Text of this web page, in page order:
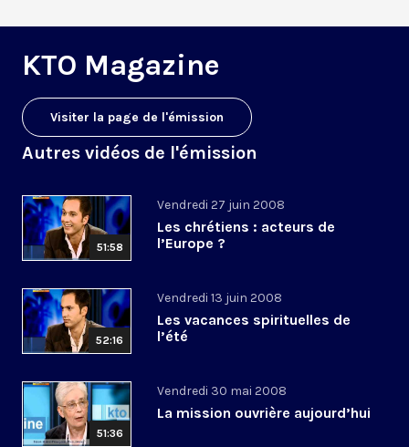
KTO Magazine
Visiter la page de l'émission
Autres vidéos de l'émission
51:58
Vendredi 27 juin 2008
Les chrétiens : acteurs de
l’Europe ?
52:16
Vendredi 13 juin 2008
Les vacances spirituelles de
l’été
51:36
Vendredi 30 mai 2008
La mission ouvrière aujourd’hui